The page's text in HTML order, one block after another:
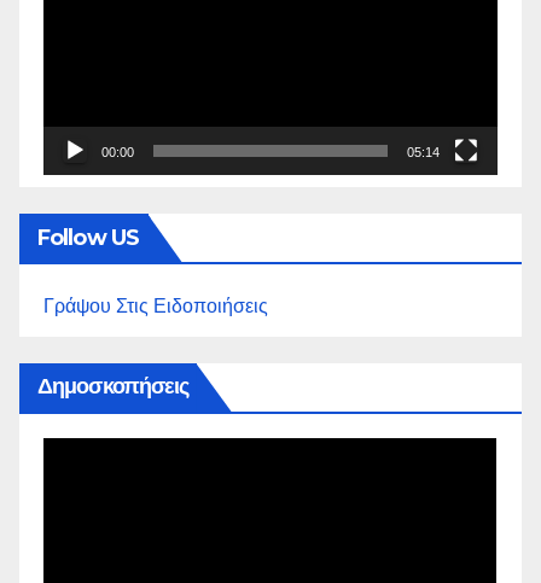
00:00 05:14
Follow US
Γράψου Στις Ειδοποιήσεις
Δημοσκοπήσεις